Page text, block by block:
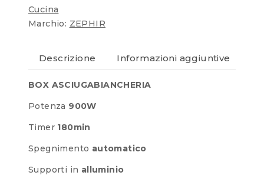
Cucina
Marchio: ZEPHIR
Descrizione Informazioni aggiuntive
BOX ASCIUGABIANCHERIA
Potenza 900W
Timer 180min
Spegnimento automatico
Supporti in alluminio